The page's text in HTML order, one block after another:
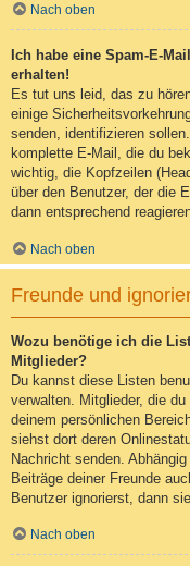
Nach oben
Ich habe eine Spam-E-
erhalten!
Es tut uns leid, das zu
einige
senden, identifizieren
komplette E-Mail, die du
wichtig, die Kopfzeilen
über den Benutzer, der die
dann entsprechend
Nach oben
Freunde und
Wozu benötige ich die
Mitglieder?
Du kannst diese Listen
verwalten. Mitglieder, die
deinem persönlichen
siehst dort deren
Nachricht senden.
Beiträge deiner Freunde
Benutzer ignorierst, dann
Nach oben